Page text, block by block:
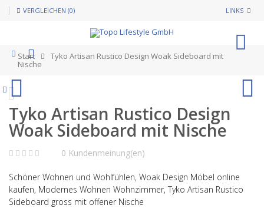
VERGLEICHEN (0) LINKS
Start Tyko Artisan Rustico Design Woak Sideboard mit
Nische
Tyko Artisan Rustico Design
Woak Sideboard mit Nische
0 Kundenmeinung(en)
Schöner Wohnen und Wohlfühlen, Woak Design Möbel online
kaufen, Modernes Wohnen Wohnzimmer, Tyko Artisan Rustico
Sideboard gross mit offener Nische